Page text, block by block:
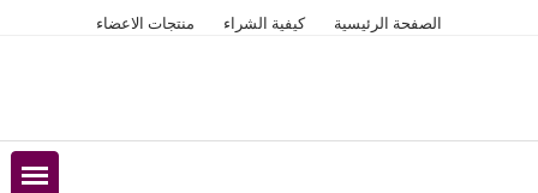
الصفحة الرئيسية كيفية الشراء منتجات الاعضاء